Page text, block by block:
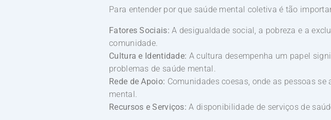
Para entender por que saúde mental coletiva é tão
Fatores Sociais: A desigualdade social, a pobreza e a
comunidade.
Cultura e Identidade: A cultura desempenha um papel
problemas de saúde mental.
Rede de Apoio: Comunidades coesas, onde as pessoas
mental.
Recursos e Serviços: A disponibilidade de serviços de